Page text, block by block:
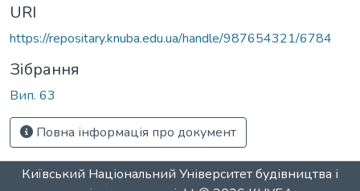
URI
https://repositary.knuba.edu.ua/handle/987654321/6784
Зібрання
Вип. 63
Повна інформація про документ
Київський Національний Університет будівництва і